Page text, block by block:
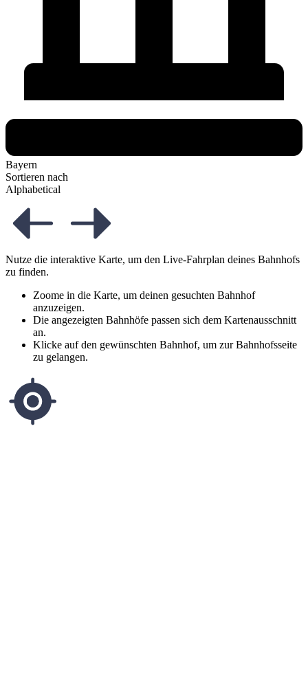
Bayern
Sortieren nach
Alphabetical
Nutze die interaktive Karte, um den Live-Fahrplan deines Bahnhofs
zu finden.
Zoome in die Karte, um deinen gesuchten Bahnhof
anzuzeigen.
Die angezeigten Bahnhöfe passen sich dem Kartenausschnitt
an.
Klicke auf den gewünschten Bahnhof, um zur Bahnhofsseite
zu gelangen.